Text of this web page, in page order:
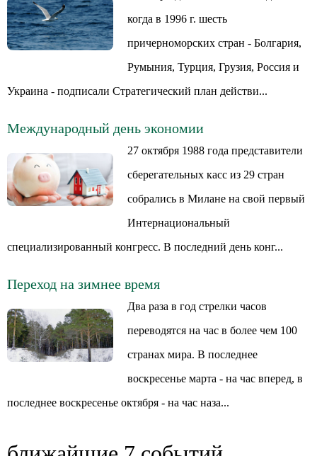
когда в 1996 г. шесть
причерноморских стран - Болгария,
Румыния, Турция, Грузия, Россия и
Украина - подписали Стратегический план действи...
Международный день экономии
27 октября 1988 года представители
сберегательных касс из 29 стран
собрались в Милане на свой первый
Интернациональный
специализированный конгресс. В последний день конг...
Переход на зимнее время
Два раза в год стрелки часов
переводятся на час в более чем 100
странах мира. В последнее
воскресенье марта - на час вперед, в
последнее воскресенье октября - на час наза...